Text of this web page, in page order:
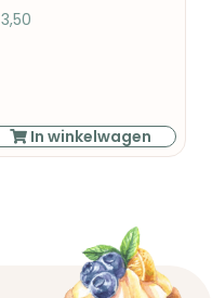
3,50
In winkelwagen